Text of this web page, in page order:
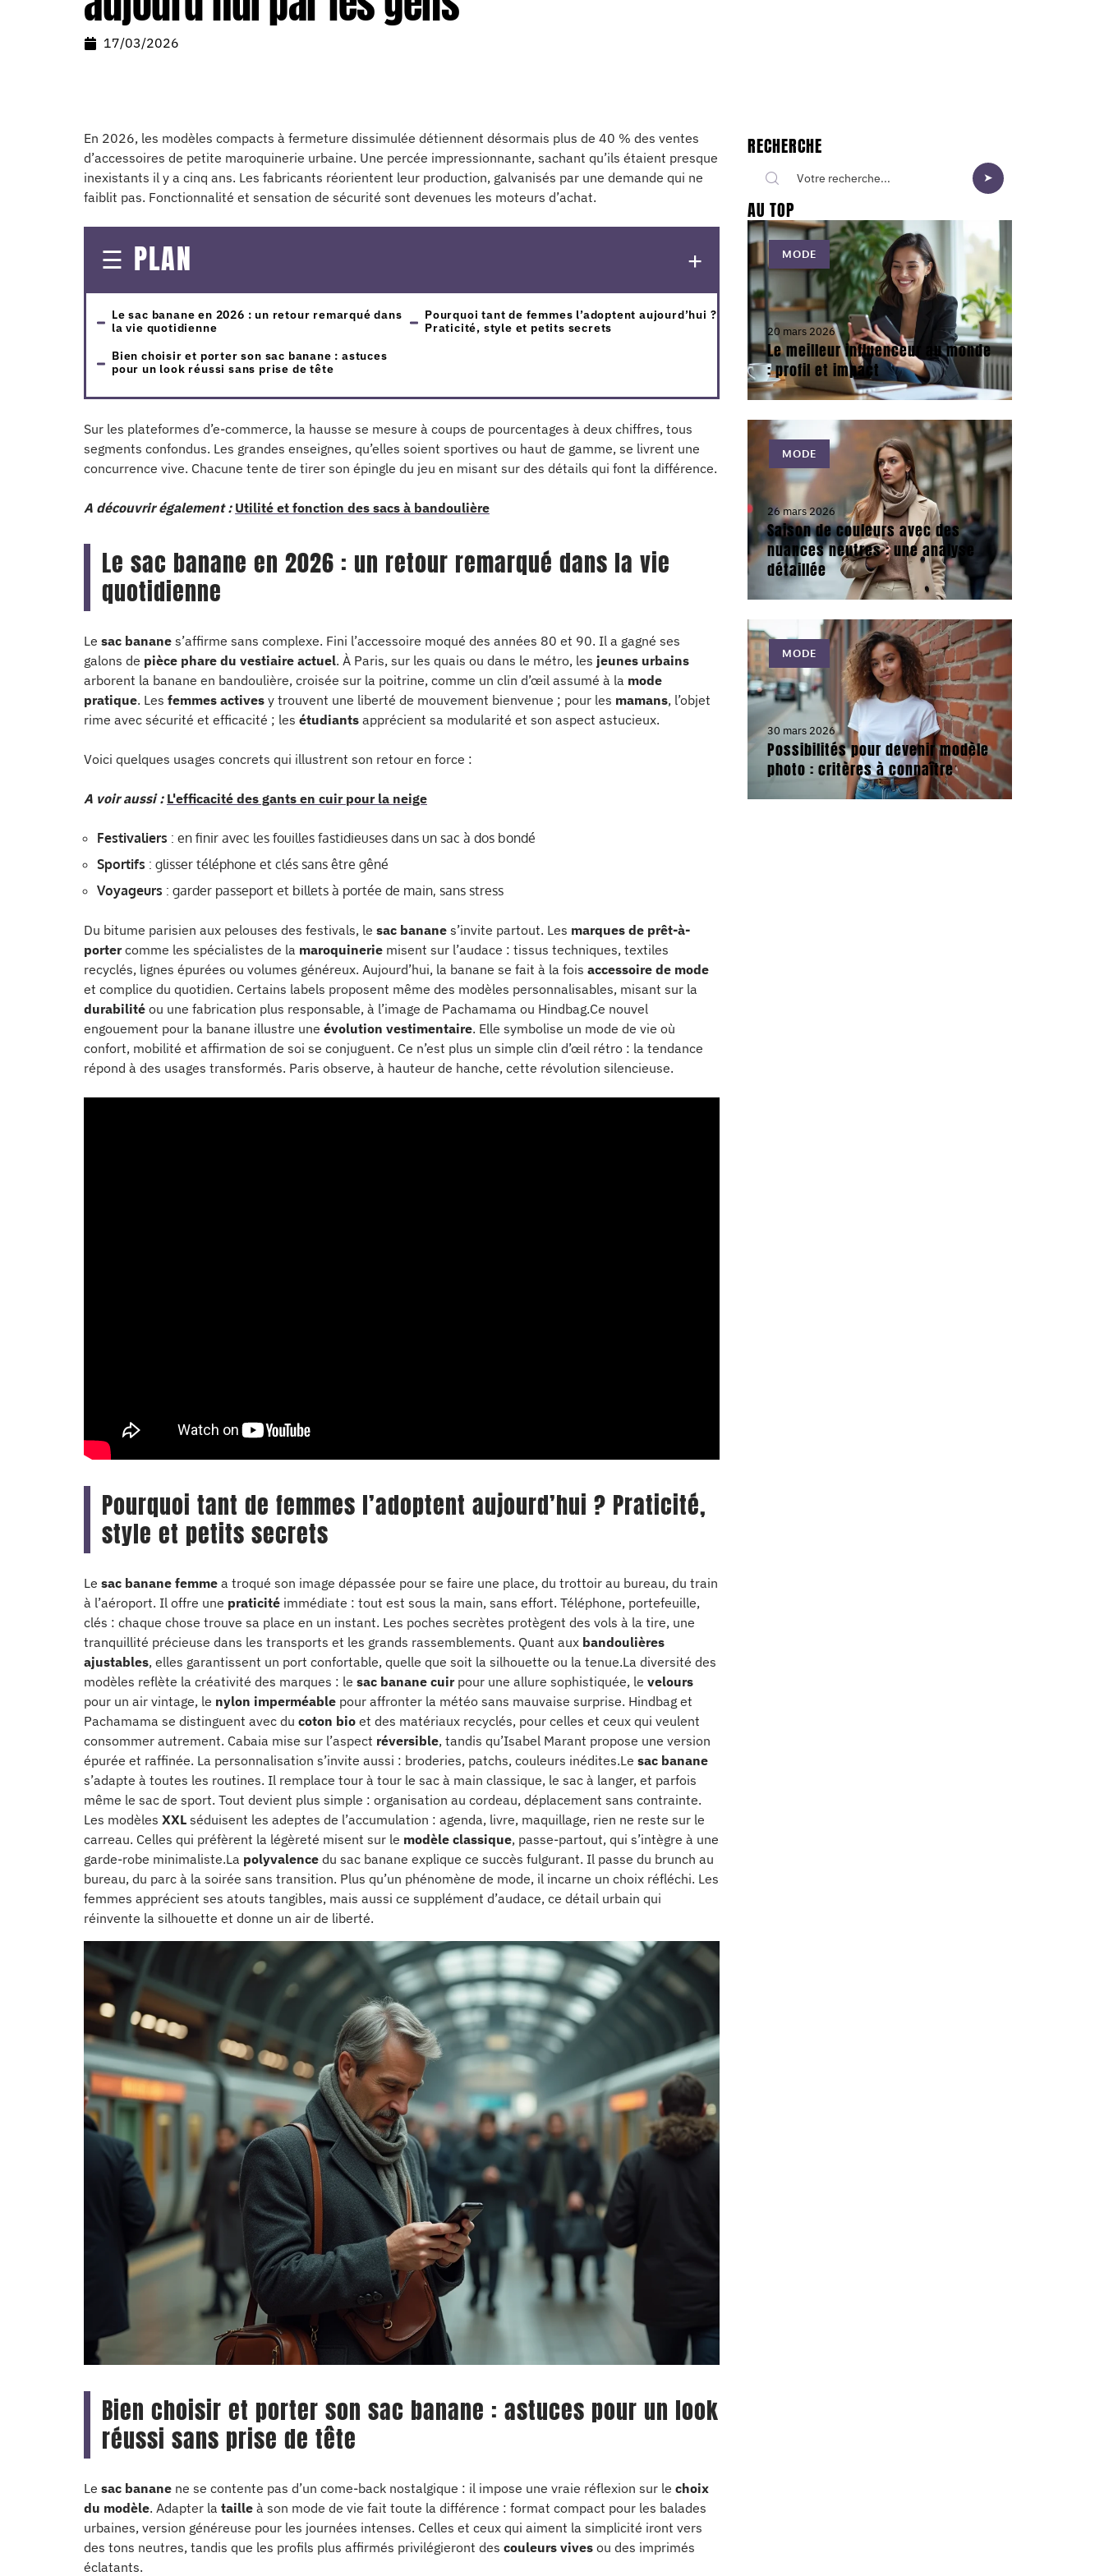
17/03/2026
En 2026, les modèles compacts à fermeture dissimulée détiennent désormais plus de 40 % des ventes
d’accessoires de petite maroquinerie urbaine. Une percée impressionnante, sachant qu’ils étaient presque
inexistants il y a cinq ans. Les fabricants réorientent leur production, galvanisés par une demande qui ne
faiblit pas. Fonctionnalité et sensation de sécurité sont devenues les moteurs d’achat.
PLAN
Le sac banane en 2026 : un retour remarqué dans
la vie quotidienne
Pourquoi tant de femmes l’adoptent aujourd’hui ?
Praticité, style et petits secrets
Bien choisir et porter son sac banane : astuces
pour un look réussi sans prise de tête
Sur les plateformes d’e-commerce, la hausse se mesure à coups de pourcentages à deux chiffres, tous
segments confondus. Les grandes enseignes, qu’elles soient sportives ou haut de gamme, se livrent une
concurrence vive. Chacune tente de tirer son épingle du jeu en misant sur des détails qui font la différence.
A découvrir également : Utilité et fonction des sacs à bandoulière
Le sac banane en 2026 : un retour remarqué dans la vie
quotidienne
Le sac banane s’affirme sans complexe. Fini l’accessoire moqué des années 80 et 90. Il a gagné ses
galons de pièce phare du vestiaire actuel. À Paris, sur les quais ou dans le métro, les jeunes urbains
arborent la banane en bandoulière, croisée sur la poitrine, comme un clin d’œil assumé à la mode
pratique. Les femmes actives y trouvent une liberté de mouvement bienvenue ; pour les mamans, l’objet
rime avec sécurité et efficacité ; les étudiants apprécient sa modularité et son aspect astucieux.
Voici quelques usages concrets qui illustrent son retour en force :
A voir aussi : L'efficacité des gants en cuir pour la neige
Festivaliers : en finir avec les fouilles fastidieuses dans un sac à dos bondé
Sportifs : glisser téléphone et clés sans être gêné
Voyageurs : garder passeport et billets à portée de main, sans stress
Du bitume parisien aux pelouses des festivals, le sac banane s’invite partout. Les marques de prêt-à-
portercomme les spécialistes de la maroquinerie misent sur l’audace : tissus techniques, textiles
recyclés, lignes épurées ou volumes généreux. Aujourd’hui, la banane se fait à la fois accessoire de mode
et complice du quotidien. Certains labels proposent même des modèles personnalisables, misant sur la
durabilité ou une fabrication plus responsable, à l’image de Pachamama ou Hindbag.Ce nouvel
engouement pour la banane illustre une évolution vestimentaire. Elle symbolise un mode de vie où
confort, mobilité et affirmation de soi se conjuguent. Ce n’est plus un simple clin d’œil rétro : la tendance
répond à des usages transformés. Paris observe, à hauteur de hanche, cette révolution silencieuse.
Pourquoi tant de femmes l’adoptent aujourd’hui ? Praticité,
style et petits secrets
Le sac banane femme a troqué son image dépassée pour se faire une place, du trottoir au bureau, du train
à l’aéroport. Il offre une praticité immédiate : tout est sous la main, sans effort. Téléphone, portefeuille,
clés : chaque chose trouve sa place en un instant. Les poches secrètes protègent des vols à la tire, une
tranquillité précieuse dans les transports et les grands rassemblements. Quant aux bandoulières
ajustables, elles garantissent un port confortable, quelle que soit la silhouette ou la tenue.La diversité des
modèles reflète la créativité des marques : le sac banane cuirpour une allure sophistiquée, le velours
pour un air vintage, le nylon imperméable pour affronter la météo sans mauvaise surprise. Hindbag et
Pachamama se distinguent avec du coton bio et des matériaux recyclés, pour celles et ceux qui veulent
consommer autrement. Cabaia mise sur l’aspect réversible, tandis qu’Isabel Marant propose une version
épurée et raffinée. La personnalisation s’invite aussi : broderies, patchs, couleurs inédites.Le sac banane
s’adapte à toutes les routines. Il remplace tour à tour le sac à main classique, le sac à langer, et parfois
même le sac de sport. Tout devient plus simple : organisation au cordeau, déplacement sans contrainte.
Les modèles XXL séduisent les adeptes de l’accumulation : agenda, livre, maquillage, rien ne reste sur le
carreau. Celles qui préfèrent la légèreté misent sur le modèle classique, passe-partout, qui s’intègre à une
garde-robe minimaliste.La polyvalence du sac banane explique ce succès fulgurant. Il passe du brunch au
bureau, du parc à la soirée sans transition. Plus qu’un phénomène de mode, il incarne un choix réfléchi. Les
femmes apprécient ses atouts tangibles, mais aussi ce supplément d’audace, ce détail urbain qui
réinvente la silhouette et donne un air de liberté.
Bien choisir et porter son sac banane : astuces pour un look
réussi sans prise de tête
Le sac banane ne se contente pas d’un come-back nostalgique : il impose une vraie réflexion sur le choix
du modèle. Adapter la taille à son mode de vie fait toute la différence : format compact pour les balades
urbaines, version généreuse pour les journées intenses. Celles et ceux qui aiment la simplicité iront vers
des tons neutres, tandis que les profils plus affirmés privilégieront des couleurs vives ou des imprimés
éclatants.
RECHERCHE
AU TOP
MODE
20 mars 2026
Le meilleur influenceur au monde
: profil et impact
MODE
26 mars 2026
Saison de couleurs avec des
nuances neutres : une analyse
détaillée
MODE
30 mars 2026
Possibilités pour devenir modèle
photo : critères à connaître